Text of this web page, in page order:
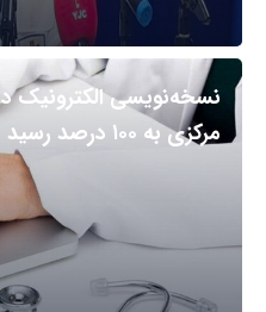
نسخه‌نویسی الکترونیک
مرکزی به ۱۰۰ درصد رسید